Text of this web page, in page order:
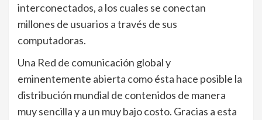
interconectados, a los cuales se conectan
millones de usuarios a través de sus
computadoras.
Una Red de comunicación global y
eminentemente abierta como ésta hace posible la
distribución mundial de contenidos de manera
muy sencilla y a un muy bajo costo. Gracias a esta